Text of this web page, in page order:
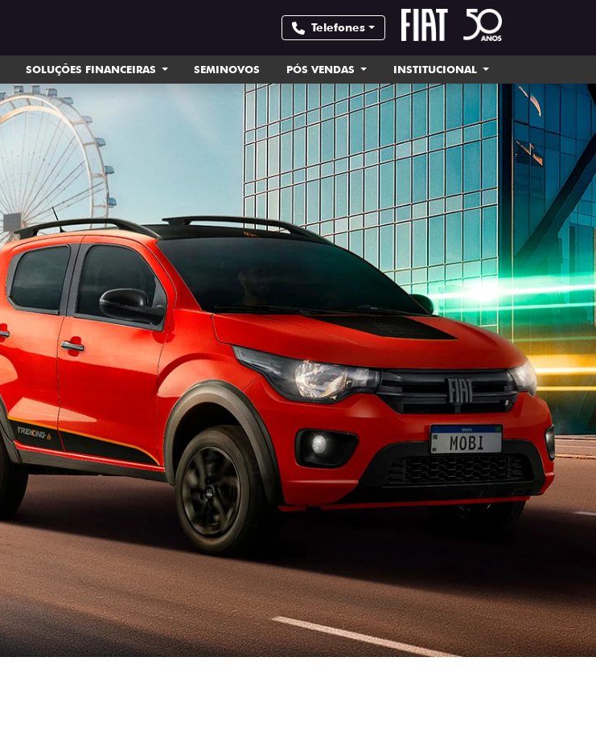
Telefones
SOLUÇÕES FINANCEIRAS SEMINOVOS PÓS VENDAS INSTITUCIONAL